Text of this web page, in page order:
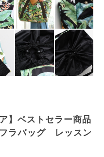
】ベストセラー商品
ラバッグ レッスン